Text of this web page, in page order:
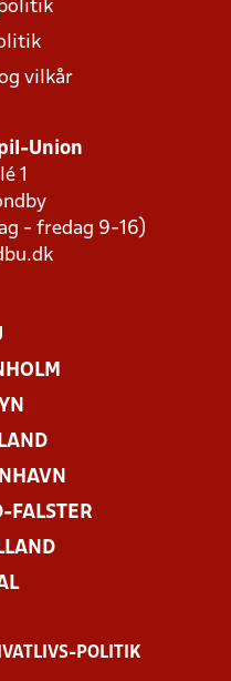
vilkår
Union
1
- fredag 9-16)
FALSTER
POLITIK